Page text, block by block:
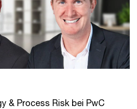
& Process Risk bei PwC